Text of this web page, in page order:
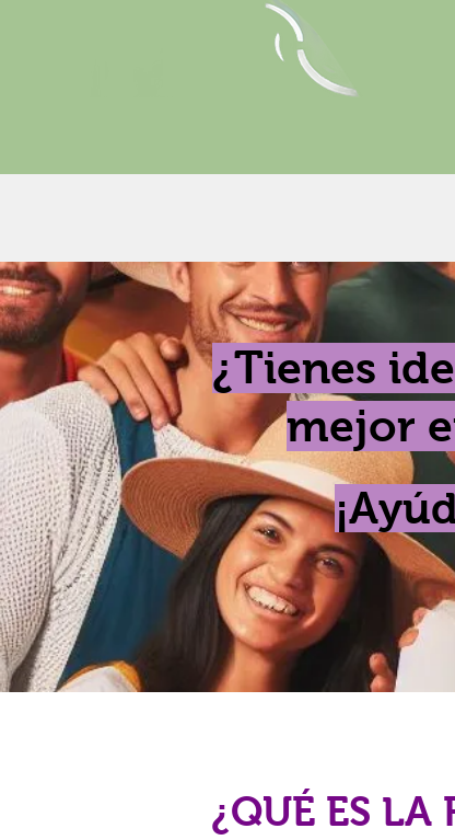
¿Tienes
mejor
¿QUÉ ES LA